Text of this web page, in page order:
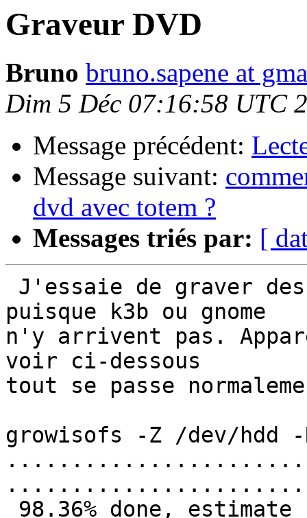
Graveur DVD
Bruno bruno.sapene at
Dim 5 Déc 07:16:58 UTC
Message précédent:
Message suivant:
dvd avec totem ?
Messages triés par: [
puisque k3b ou gnome
n'y arrivent pas.
voir ci-dessous
tout se passe
growisofs -Z /dev/hdd